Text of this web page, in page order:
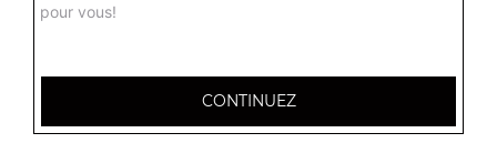
Barquette de frites
4.50€
pour vous!
CONTINUEZ